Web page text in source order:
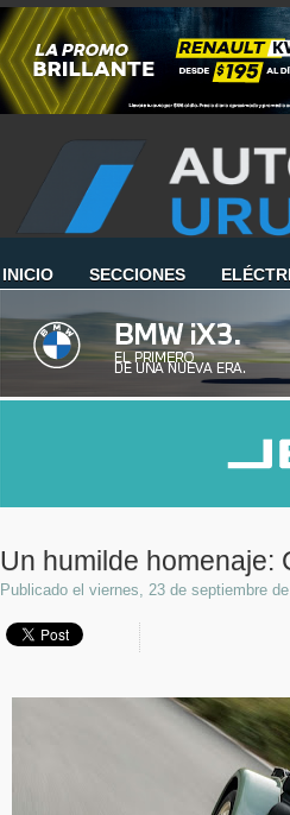
INICIO SECCIONES
Un humilde homenaje:
Publicado el viernes, 23 de septiembre